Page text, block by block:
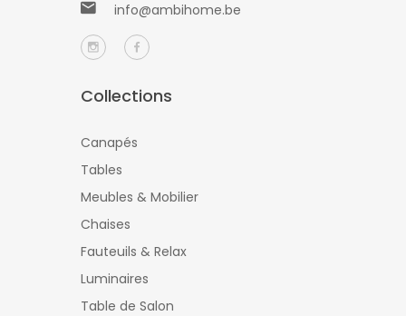
info@ambihome.be
Collections
Canapés
Tables
Meubles & Mobilier
Chaises
Fauteuils & Relax
Luminaires
Table de Salon